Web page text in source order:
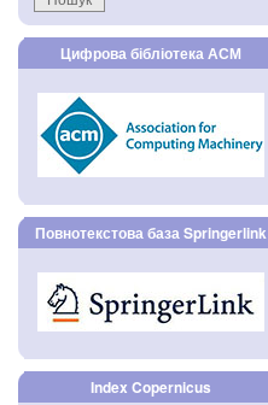
Цифрова бібліотека АСМ
Повнотекстова база Springerlink
Index Copernicus